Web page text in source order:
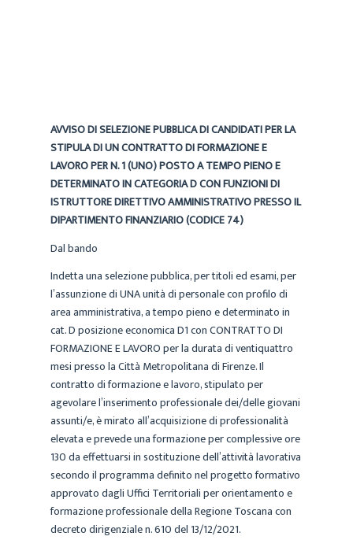
AVVISO DI SELEZIONE PUBBLICA DI CANDIDATI PER LA
STIPULA DI UN CONTRATTO DI FORMAZIONE E
LAVORO PER N. 1 (UNO) POSTO A TEMPO PIENO E
DETERMINATO IN CATEGORIA D CON FUNZIONI DI
ISTRUTTORE DIRETTIVO AMMINISTRATIVO PRESSO IL
DIPARTIMENTO FINANZIARIO (CODICE 74)
Dal bando
Indetta una selezione pubblica, per titoli ed esami, per
l’assunzione di UNA unità di personale con profilo di
area amministrativa, a tempo pieno e determinato in
cat. D posizione economica D1 con CONTRATTO DI
FORMAZIONE E LAVORO per la durata di ventiquattro
mesi presso la Città Metropolitana di Firenze. Il
contratto di formazione e lavoro, stipulato per
agevolare l’inserimento professionale dei/delle giovani
assunti/e, è mirato all’acquisizione di professionalità
elevata e prevede una formazione per complessive ore
130 da effettuarsi in sostituzione dell’attività lavorativa
secondo il programma definito nel progetto formativo
approvato dagli Uffici Territoriali per orientamento e
formazione professionale della Regione Toscana con
decreto dirigenziale n. 610 del 13/12/2021.